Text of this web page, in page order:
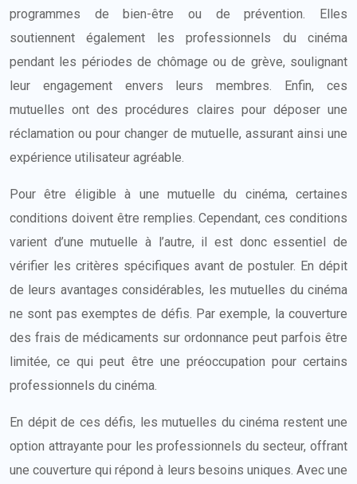
programmes de bien-être ou de prévention. Elles
soutiennent également les professionnels du cinéma
pendant les périodes de chômage ou de grève, soulignant
leur engagement envers leurs membres. Enfin, ces
mutuelles ont des procédures claires pour déposer une
réclamation ou pour changer de mutuelle, assurant ainsi une
expérience utilisateur agréable.
Pour être éligible à une mutuelle du cinéma, certaines
conditions doivent être remplies. Cependant, ces conditions
varient d’une mutuelle à l’autre, il est donc essentiel de
vérifier les critères spécifiques avant de postuler. En dépit
de leurs avantages considérables, les mutuelles du cinéma
ne sont pas exemptes de défis. Par exemple, la couverture
des frais de médicaments sur ordonnance peut parfois être
limitée, ce qui peut être une préoccupation pour certains
professionnels du cinéma.
En dépit de ces défis, les mutuelles du cinéma restent une
option attrayante pour les professionnels du secteur, offrant
une couverture qui répond à leurs besoins uniques. Avec une